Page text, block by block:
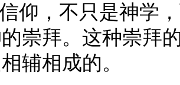
，不只是神学，
崇拜。这种崇拜
辅相成的。